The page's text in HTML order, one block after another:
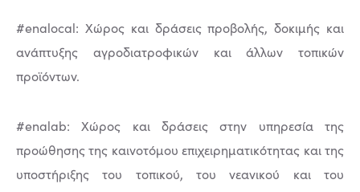
#enalocal: Χώρος και δράσεις προβολής, δοκιμής και
ανάπτυξης αγροδιατροφικών και άλλων τοπικών
προϊόντων.
#enalab: Χώρος και δράσεις στην υπηρεσία της
προώθησης της καινοτόμου επιχειρηματικότητας και της
υποστήριξης του τοπικού, του νεανικού και του